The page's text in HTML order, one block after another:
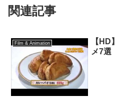
関連記事
Film & Animation
【
メ7選